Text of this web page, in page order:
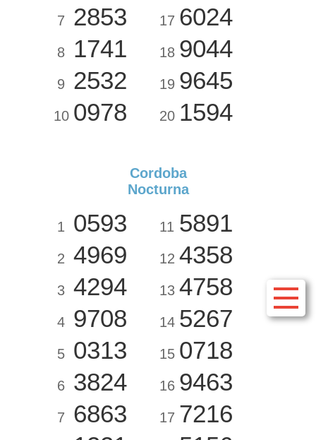
7 2853
8 1741
9 2532
10 0978
17 6024
18 9044
19 9645
20 1594
Cordoba
Nocturna
1 0593
2 4969
3 4294
4 9708
5 0313
6 3824
7
6863
11 5891
12 4358
13 4758
14 5267
15 0718
16 9463
17 7216